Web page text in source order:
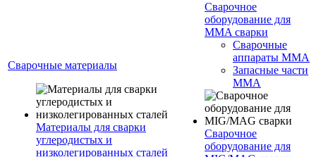
Сварочные материалы
Материалы для сварки
углеродистых и
низколегированных сталей
Сварочное
оборудование для
MMA сварки
Сварочные
аппараты MMA
Запасные части
MMA
Сварочное
оборудование для